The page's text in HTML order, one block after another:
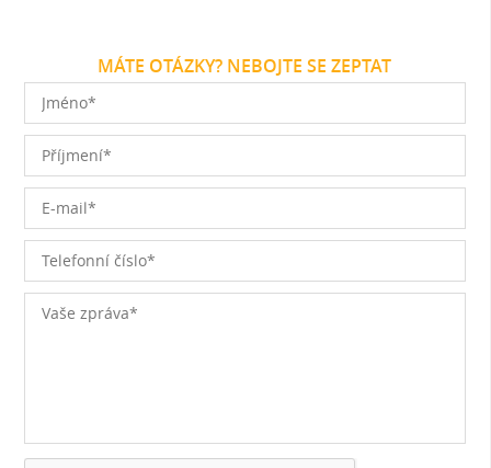
MÁTE OTÁZKY? NEBOJTE SE ZEPTAT